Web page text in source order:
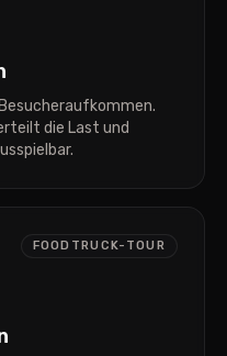
die Last und
FOODTRUCK-TOUR